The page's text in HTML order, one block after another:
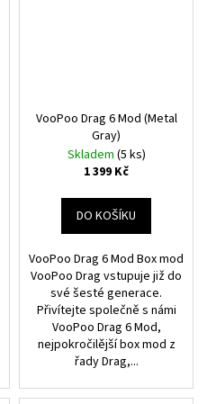
VooPoo Drag 6 Mod (Metal
Gray)
Skladem (5 ks)
1 399 Kč
DO KOŠÍKU
VooPoo Drag 6 Mod Box mod
VooPoo Drag vstupuje již do
své šesté generace.
Přivítejte společně s námi
VooPoo Drag 6 Mod,
nejpokročilější box mod z
řady Drag,...